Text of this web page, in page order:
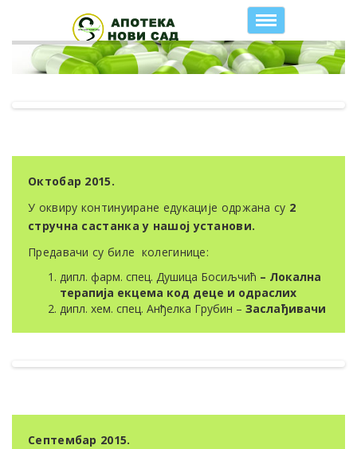
Toggle
navigation
Октобар 2015.
У оквиру континуиране едукације одржана су 2
стручна састанка у нашој установи.
Предавачи су биле колегинице:
дипл. фарм. спец. Душица Босиљчић – Локална
терапија екцема код деце и одраслих
дипл. хем. спец. Анђелка Грубин – Заслађивачи
Септембар 2015.